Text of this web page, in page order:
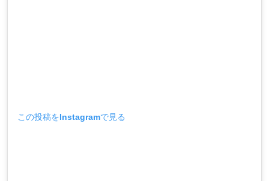
この投稿をInstagramで見る